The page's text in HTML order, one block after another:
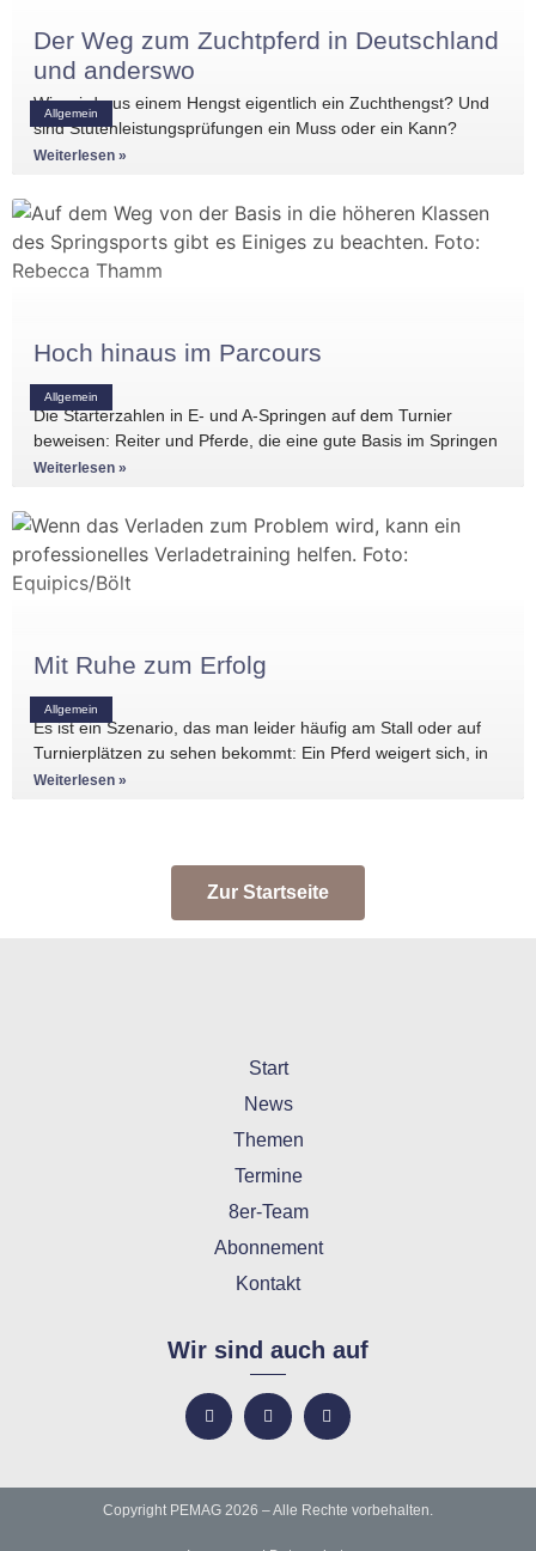
Allgemein
Der Weg zum Zuchtpferd in Deutschland
und anderswo
Wie wird aus einem Hengst eigentlich ein Zuchthengst? Und
sind Stutenleistungsprüfungen ein Muss oder ein Kann?
Einblicke in die Regelwerke
Weiterlesen »
Allgemein
Hoch hinaus im Parcours
Die Starterzahlen in E- und A-Springen auf dem Turnier
beweisen: Reiter und Pferde, die eine gute Basis im Springen
haben, gibt es
Weiterlesen »
Allgemein
Mit Ruhe zum Erfolg
Es ist ein Szenario, das man leider häufig am Stall oder auf
Turnierplätzen zu sehen bekommt: Ein Pferd weigert sich, in
den Anhänger zu
Weiterlesen »
Zur Startseite
Start
News
Themen
Termine
8er-Team
Abonnement
Kontakt
Wir sind auch auf
Copyright PEMAG 2026 – Alle Rechte vorbehalten.